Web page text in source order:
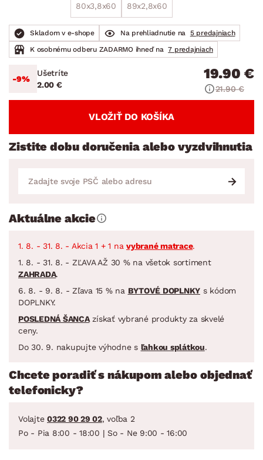
80x3,8x60 89x2,8x60
Skladom v e-shope Na prehliadnutie na
5 predajniach
K osobnému odberu ZADARMO ihneď na 7 predajniach
-9%
Ušetríte
2.00 €
19.90 €
21.90 €
VLOŽIŤ DO KOŠÍKA
Zistite dobu doručenia alebo vyzdvihnutia
Aktuálne akcie
1. 8. - 31. 8. - Akcia 1 + 1 na vybrané matrace.
1. 8. - 31. 8. - ZĽAVA AŽ 30 % na všetok sortiment
ZAHRADA.
6. 8. - 9. 8. - Zľava 15 % na BYTOVÉ DOPLNKY s kódom
DOPLNKY.
POSLEDNÁ ŠANCAzískať vybrané produkty za skvelé
ceny.
Do 30. 9. nakupujte výhodne s ľahkou splátkou.
Chcete poradiť s nákupom alebo objednať
telefonicky?
Volajte 0322 90 29 02, voľba 2
Po - Pia 8:00 - 18:00 | So - Ne 9:00 - 16:00